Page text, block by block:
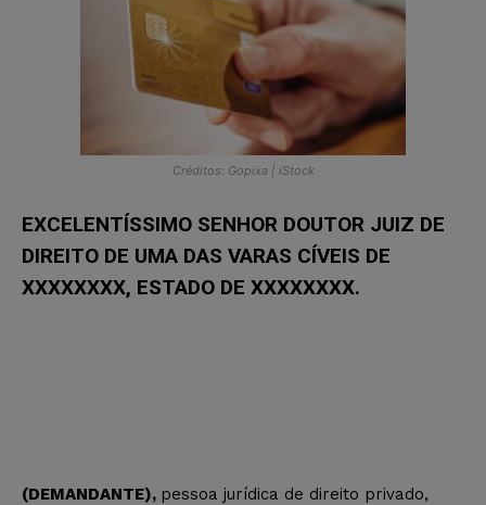
Créditos: Gopixa | iStock
EXCELENTÍSSIMO SENHOR DOUTOR JUIZ DE
DIREITO DE UMA DAS VARAS CÍVEIS DE
XXXXXXXX, ESTADO DE XXXXXXXX.
(DEMANDANTE), pessoa jurídica de direito privado,